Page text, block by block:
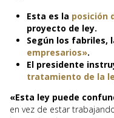
Esta es la posición
proyecto de ley.
Según los fabriles,
empresarios».
El presidente
tratamiento de la
«Esta ley puede
en vez de estar